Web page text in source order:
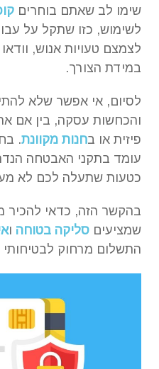
שימו לב שאתם בוחרים
לשימוש, כזו שתקל על
לצמצם טעויות אנוש,
במידת הצורך.
לסיום, אי אפשר שלא
והכחשות עסקה, בין אם
פיזית או בחנות מקוונת.
עומד בתקני האבטחה
כטעות שתעלה לכם לא
בהקשר הזה, כדאי להכיר
שמציעים סליקה בטוחה ו
התשלום מרחוק לבטיחותי